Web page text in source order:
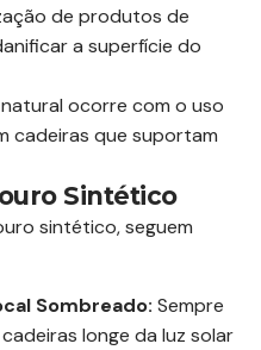
de produtos de
a superfície do
ocorre com o uso
cadeiras que suportam
Sintético
sintético, seguem
Sombreado: Sempre
longe da luz solar